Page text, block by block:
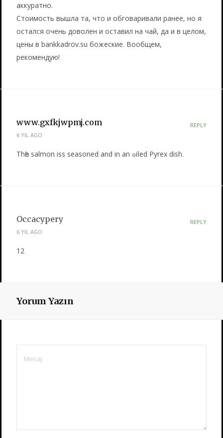
аккуратно.
Стоимость вышла та, что и обговаривали ранее, но я
остался очень доволен и оставил на чай, да и в целом,
цены в bankkadrov.su божеские. Вообщем,
рекомендую!
www.gxfkjwpmj.com
6 YIL AGO
REPLY
Thһe salmon iss seasoned and in an ߋiⅼed Pyrex dish.
Occacypery
6 YIL AGO
REPLY
12
Yorum Yazın